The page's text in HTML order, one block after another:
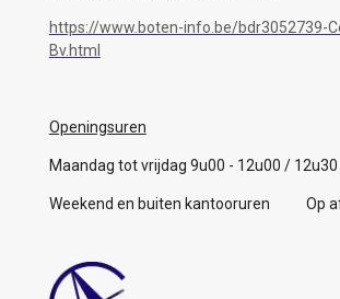
https://www.boten-info.be/bdr3052739-
Bv.html
Openingsuren
Maandag tot vrijdag 9u00 - 12u00 /
Weekend en buiten kantooruren Op